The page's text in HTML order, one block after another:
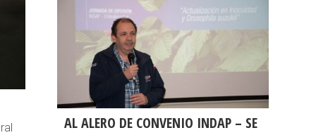
AL ALERO DE CONVENIO INDAP – SE